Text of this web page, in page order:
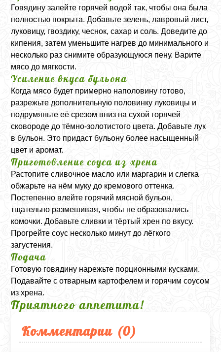
Говядину залейте горячей водой так, чтобы она была
полностью покрыта. Добавьте зелень, лавровый лист,
луковицу, гвоздику, чеснок, сахар и соль. Доведите до
кипения, затем уменьшите нагрев до минимального и
несколько раз снимите образующуюся пену. Варите
мясо до мягкости.
Усиление вкуса бульона
Когда мясо будет примерно наполовину готово,
разрежьте дополнительную половинку луковицы и
подрумяньте её срезом вниз на сухой горячей
сковороде до тёмно-золотистого цвета. Добавьте лук
в бульон. Это придаст бульону более насыщенный
цвет и аромат.
Приготовление соуса из хрена
Растопите сливочное масло или маргарин и слегка
обжарьте на нём муку до кремового оттенка.
Постепенно влейте горячий мясной бульон,
тщательно размешивая, чтобы не образовались
комочки. Добавьте сливки и тёртый хрен по вкусу.
Прогрейте соус несколько минут до лёгкого
загустения.
Подача
Готовую говядину нарежьте порционными кусками.
Подавайте с отварным картофелем и горячим соусом
из хрена.
Приятного аппетита!
Комментарии (0)